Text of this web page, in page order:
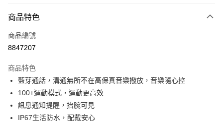
運送方式
全家取貨付款
每筆NT$60，滿NT$499(含以上)免運費
付款後全家取貨
每筆NT$60，滿NT$499(含以上)免運費
每筆NT$60，滿NT$598(含以上)免運費
商品特色
商品編號
8847207
商品特色
藍芽通話，溝通無所不在高保真音樂撥放，音樂隨心控
100+運動模式，運動更高效
訊息通知提醒，抬腕可見
IP67生活防水，配戴安心